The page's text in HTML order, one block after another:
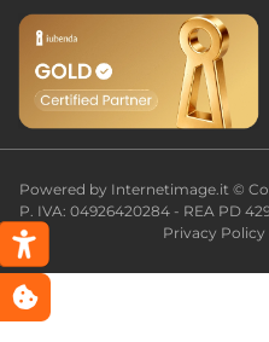
Powered by Internetimage.it ©
P. IVA: 04926420284 - REA PD
Privacy Policy